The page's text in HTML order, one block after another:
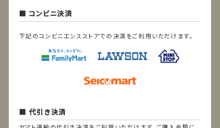
コンビニ決済
下記のコンビニエンスストアでの決済をご利用いただけます。
代引き決済